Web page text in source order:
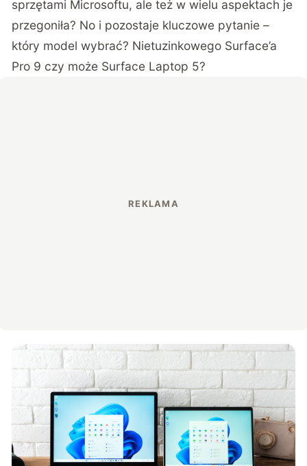
sprzętami Microsoftu, ale też w wielu aspektach je
przegoniła? No i pozostaje kluczowe pytanie –
który model wybrać? Nietuzinkowego Surface’a
Pro 9 czy może Surface Laptop 5?